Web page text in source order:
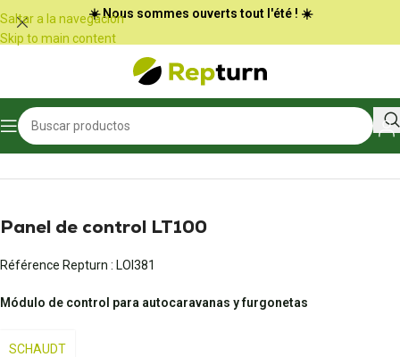
Panel de gestión de cookies
Saltar a la navegación
Skip to main content
☀️ Nous sommes ouverts tout l'été ! ☀️
Inicio/Autocaravanas y furgonetas
Panel de control LT100
Référence Repturn : LOI381
Módulo de control para autocaravanas y furgonetas
SCHAUDT